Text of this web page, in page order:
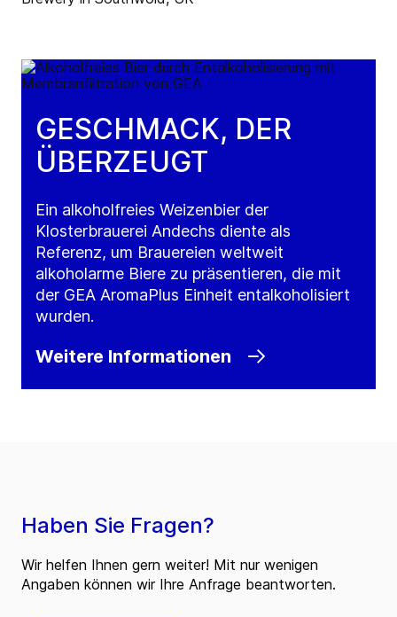
GESCHMACK, DER
ÜBERZEUGT
Ein alkoholfreies Weizenbier der
Klosterbrauerei Andechs diente als
Referenz, um Brauereien weltweit
alkoholarme Biere zu präsentieren, die mit
der GEA AromaPlus Einheit entalkoholisiert
wurden.
Weitere Informationen
Haben Sie Fragen?
Wir helfen Ihnen gern weiter! Mit nur wenigen
Angaben können wir Ihre Anfrage beantworten.